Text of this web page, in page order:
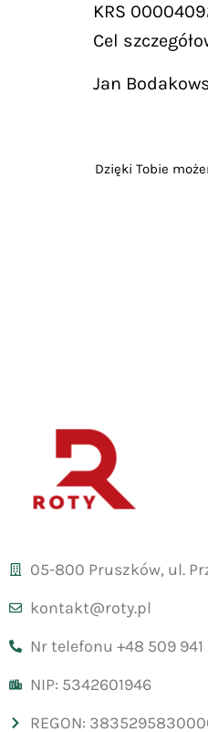
KRS
Cel
Jan
Dzięki Tobie
05-800 Pruszków, ul.
kontakt@roty.pl
Nr telefonu +48 509 941
NIP: 5342601946
REGON: